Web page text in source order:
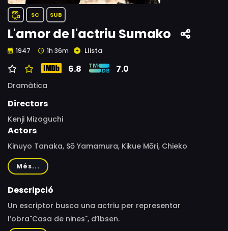
SC SUB
L'amor de l'actriu Sumako
1947 1h 36m Llista
6.8 7.0
Dramàtica
Directors
Kenji Mizoguchi
Actors
Kinuyo Tanaka, Sō Yamamura, Kikue Mōri, Chieko
Higashiyama, Kyōko Asagiri, Eijirō Tōno, Teruko Kishi,
Eitarō Ozawa, Sugisaku Aoyama, Hideo Saeki, Kōmei
Minami, Koreya Senda, Hiroshi Nihon'yanagi, Mitsuo
Tomo'o Nagai, Hisao Kokuboda, Torahiko Hamada, Isao
Kimura, Yōichi Numata, Eijirō Hose, Kanichi Kato, Kenzō
Més...
Descripció
Un escriptor busca una actriu per representar
l’obra"Casa de nines", d’Ibsen.